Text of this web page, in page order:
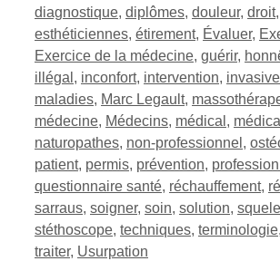
diagnostique, diplômes, douleur, droit,
esthéticiennes, étirement, Évaluer,
Exercice de la médecine, guérir,
illégal , inconfort, intervention,
maladies, Marc Legault,
médecine, Médecins, médical ,
naturopathes, non-professionnel ,
patient, permis, prévention,
questionnaire santé, réchauffement,
sarraus, soigner, soin, solution,
stéthoscope, techniques, terminologie,
traiter, Usurpation